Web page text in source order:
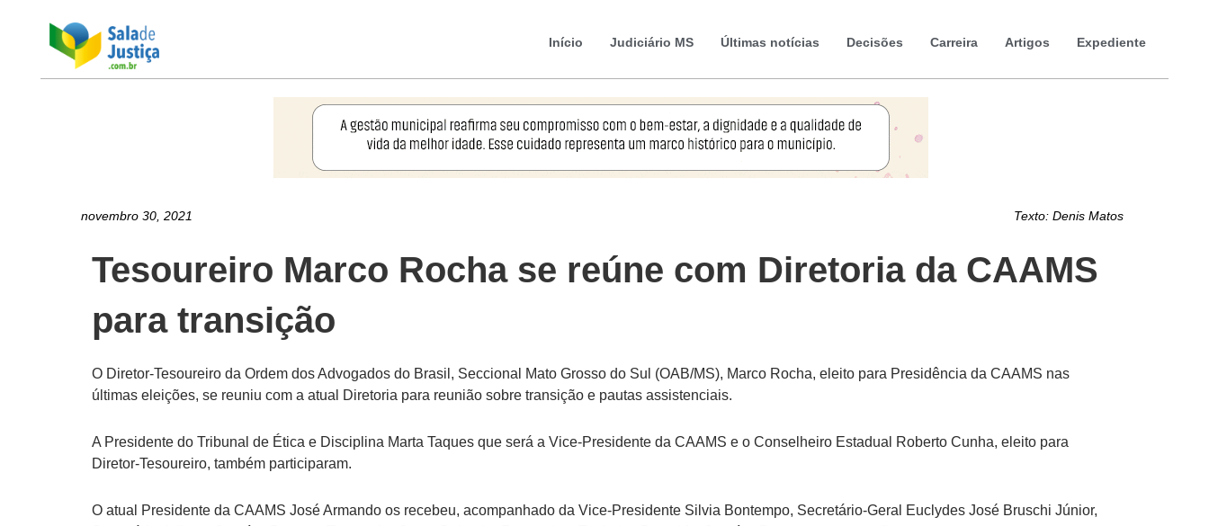
Início Judiciário MS Últimas notícias Decisões Carreira Artigos Expediente
novembro 30, 2021 Texto: Denis Matos
Tesoureiro Marco Rocha se reúne com Diretoria da CAAMS
para transição
O Diretor-Tesoureiro da Ordem dos Advogados do Brasil, Seccional Mato Grosso do Sul (OAB/MS), Marco Rocha, eleito para Presidência da CAAMS nas
últimas eleições, se reuniu com a atual Diretoria para reunião sobre transição e pautas assistenciais.
A Presidente do Tribunal de Ética e Disciplina Marta Taques que será a Vice-Presidente da CAAMS e o Conselheiro Estadual Roberto Cunha, eleito para
Diretor-Tesoureiro, também participaram.
O atual Presidente da CAAMS José Armando os recebeu, acompanhado da Vice-Presidente Silvia Bontempo, Secretário-Geral Euclydes José Bruschi Júnior,